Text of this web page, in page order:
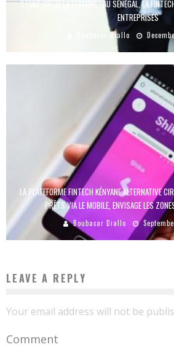
START-UP DE LA SEMAINE : AU SÉNÉGAL, LA
ENTREPRISES
Boubacar Diallo
LA PLATEFORME FINTECH KÉNYANE ALTERNATIVE
PRÊTS VIA LE MOBILE, ENVISAGE LES
Boubacar Diallo
LEAVE A REPLY
Your email address will not be
Comment